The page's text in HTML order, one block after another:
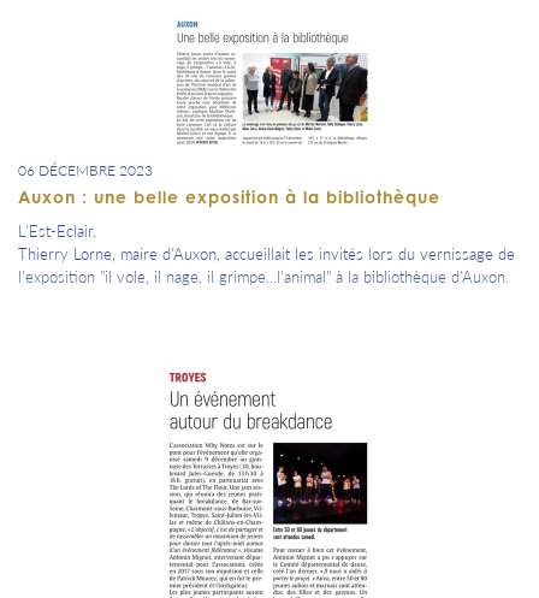
06 DÉCEMBRE 2023
Auxon : une belle exposition à la bibliothèque
L'Est-Eclair.
Thierry Lorne, maire d'Auxon, accueillait les invités lors du vernissage de
l'exposition "il vole, il nage, il grimpe...l'animal" à la bibliothèque d'Auxon.